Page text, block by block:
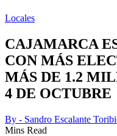
Locales
CAJAMARCA
CON MÁS
MÁS DE 1.2
4 DE OCTUBRE
By - Sandro Escalante
Mins Read